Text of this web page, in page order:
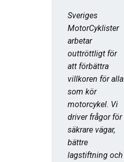
Sveriges
MotorCyklister
arbetar
outtröttligt för
att förbättra
villkoren för alla
som kör
motorcykel. Vi
driver frågor för
säkrare vägar,
bättre
lagstiftning och